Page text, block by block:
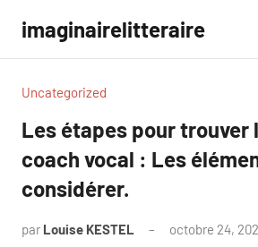
contenu
imaginairelitteraire
Uncategorized
Les étapes pour trouver
coach vocal : Les
considérer.
par Louise KESTEL octobre 24,